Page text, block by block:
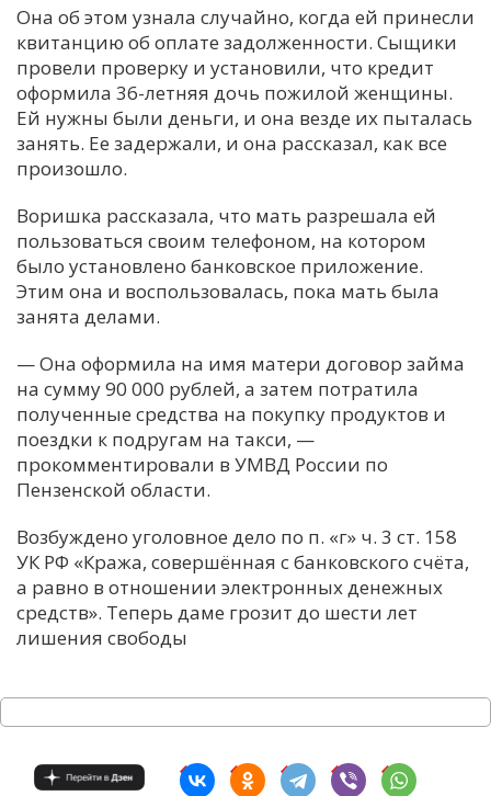
М
Н
Ч
Я
Она об этом узнала случайно, когда ей принесли
квитанцию об оплате задолженности. Сыщики
провели проверку и установили, что кредит
оформила 36-летняя дочь пожилой женщины.
Ей нужны были деньги, и она везде их пыталась
занять. Ее задержали, и она рассказал, как все
произошло.
Воришка рассказала, что мать разрешала ей
пользоваться своим телефоном, на котором
было установлено банковское приложение.
Этим она и воспользовалась, пока мать была
занята делами.
— Она оформила на имя матери договор займа
на сумму 90 000 рублей, а затем потратила
полученные средства на покупку продуктов и
поездки к подругам на такси, —
прокомментировали в УМВД России по
Пензенской области.
Возбуждено уголовное дело по п. «г» ч. 3 ст. 158
УК РФ «Кража, совершённая с банковского счёта,
а равно в отношении электронных денежных
средств». Теперь даме грозит до шести лет
лишения свободы